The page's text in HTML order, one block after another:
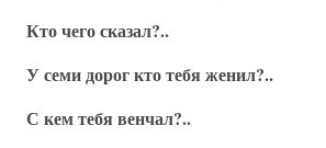
Кто чего сказал?..
У семи дорог кто тебя женил?..
С кем тебя венчал?..